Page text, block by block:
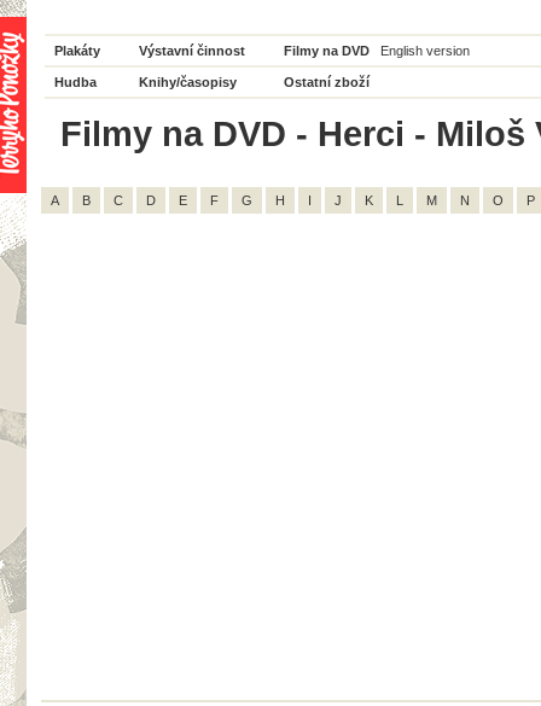
Plakáty Výstavní činnost Filmy na DVD English version
Hudba Knihy/časopisy Ostatní zboží
Filmy na DVD - Herci -
A B C D E F G H I J K L M N O P